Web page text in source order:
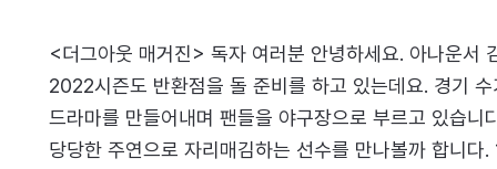
<더그아웃 매거진> 독자 여러분 안녕하세요. 아나운서
2022시즌도 반환점을 돌 준비를 하고 있는데요. 경기
드라마를 만들어내며 팬들을 야구장으로 부르고 있습
당당한 주연으로 자리매김하는 선수를 만나볼까 합니다